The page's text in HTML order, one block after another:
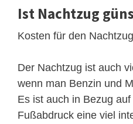
Ist Nachtzug
Kosten für den Nachtzug
Der Nachtzug ist auch
wenn man Benzin und
Es ist auch in Bezug
Fußabdruck eine viel